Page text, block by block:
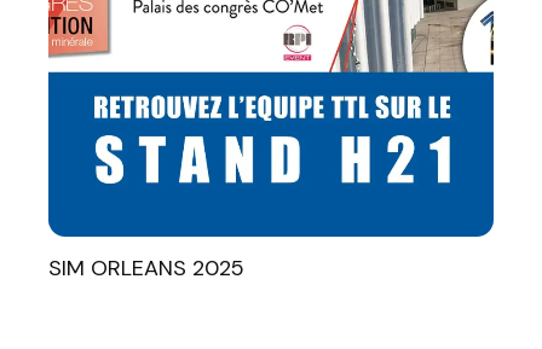
SIM ORLEANS 2025